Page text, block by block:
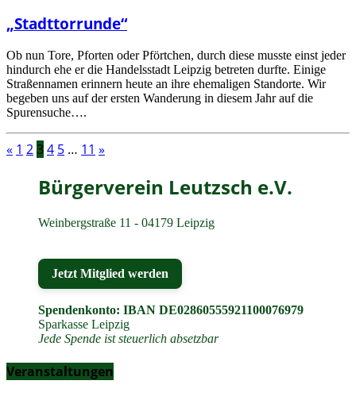
„Stadttorrunde“
Ob nun Tore, Pforten oder Pförtchen, durch diese musste einst jeder
hindurch ehe er die Handelsstadt Leipzig betreten durfte. Einige
Straßennamen erinnern heute an ihre ehemaligen Standorte. Wir
begeben uns auf der ersten Wanderung in diesem Jahr auf die
Spurensuche….
« 1 2 3 4 5 … 11 »
Bürgerverein Leutzsch e.V.
Weinbergstraße 11 - 04179 Leipzig
Jetzt Mitglied werden
Spendenkonto: IBAN DE02860555921100076979
Sparkasse Leipzig
Jede Spende ist steuerlich absetzbar
Veranstaltungen